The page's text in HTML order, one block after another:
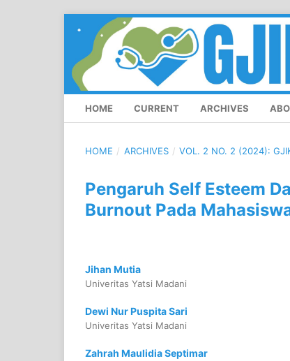
HOME CURRENT ARCHIVES
HOME / ARCHIVES / VOL. 2 NO. 2 (2024):
Pengaruh Self Esteem
Burnout Pada
Jihan Mutia
Univeritas Yatsi Madani
Dewi Nur Puspita Sari
Univeritas Yatsi Madani
Zahrah Maulidia Septimar